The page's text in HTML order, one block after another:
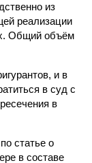
из
реализации
Общий объём
и в
в суд с
в
статье о
в составе